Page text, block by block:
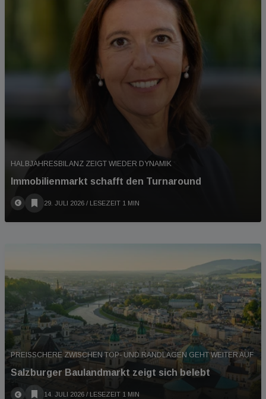
HALBJAHRESBILANZ ZEIGT WIEDER DYNAMIK
Immobilienmarkt schafft den Turnaround
29. JULI 2026 / LESEZEIT 1 MIN
PREISSCHERE ZWISCHEN TOP- UND RANDLAGEN GEHT WEITER AUF
Salzburger Baulandmarkt zeigt sich belebt
14. JULI 2026 / LESEZEIT 1 MIN